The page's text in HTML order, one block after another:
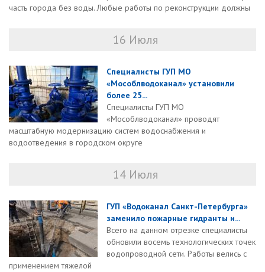
часть города без воды. Любые работы по реконструкции должны
16 Июля
Специалисты ГУП МО
«Мособлводоканал» установили
более 25...
Специалисты ГУП МО
«Мособлводоканал» проводят
масштабную модернизацию систем водоснабжения и
водоотведения в городском округе
14 Июля
ГУП «Водоканал Санкт-Петербурга»
заменило пожарные гидранты и...
Всего на данном отрезке специалисты
обновили восемь технологических точек
водопроводной сети. Работы велись с
применением тяжелой